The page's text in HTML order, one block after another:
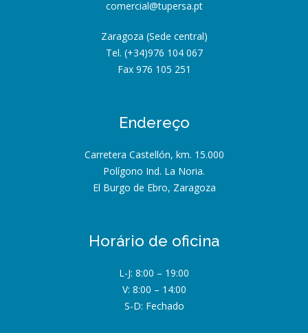
comercial@tupersa.pt
Zaragoza (Sede central)
Tel. (+34)976 104 067
Fax 976 105 251
Endereço
Carretera Castellón, km. 15.000
Polígono Ind. La Noria.
El Burgo de Ebro, Zaragoza
Horário de oficina
L-J: 8:00 – 19:00
V: 8:00 – 14:00
S-D: Fechado